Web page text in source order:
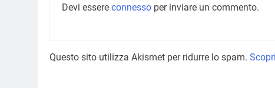
Devi essere connesso per inviare un commento.
Questo sito utilizza Akismet per ridurre lo spam.